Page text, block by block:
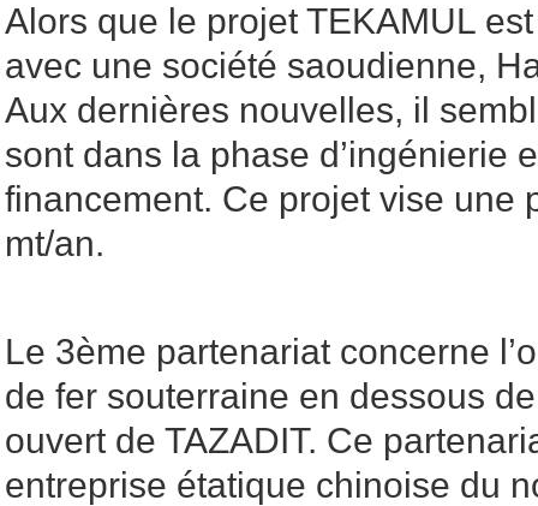
Alors que le projet TEKAMUL
avec une société saoudienne,
Aux dernières nouvelles, il
sont dans la phase d’ingénierie
financement. Ce projet vise une
mt/an.
Le 3ème partenariat concerne
de fer souterraine en dessous
ouvert de TAZADIT. Ce
entreprise étatique chinoise du